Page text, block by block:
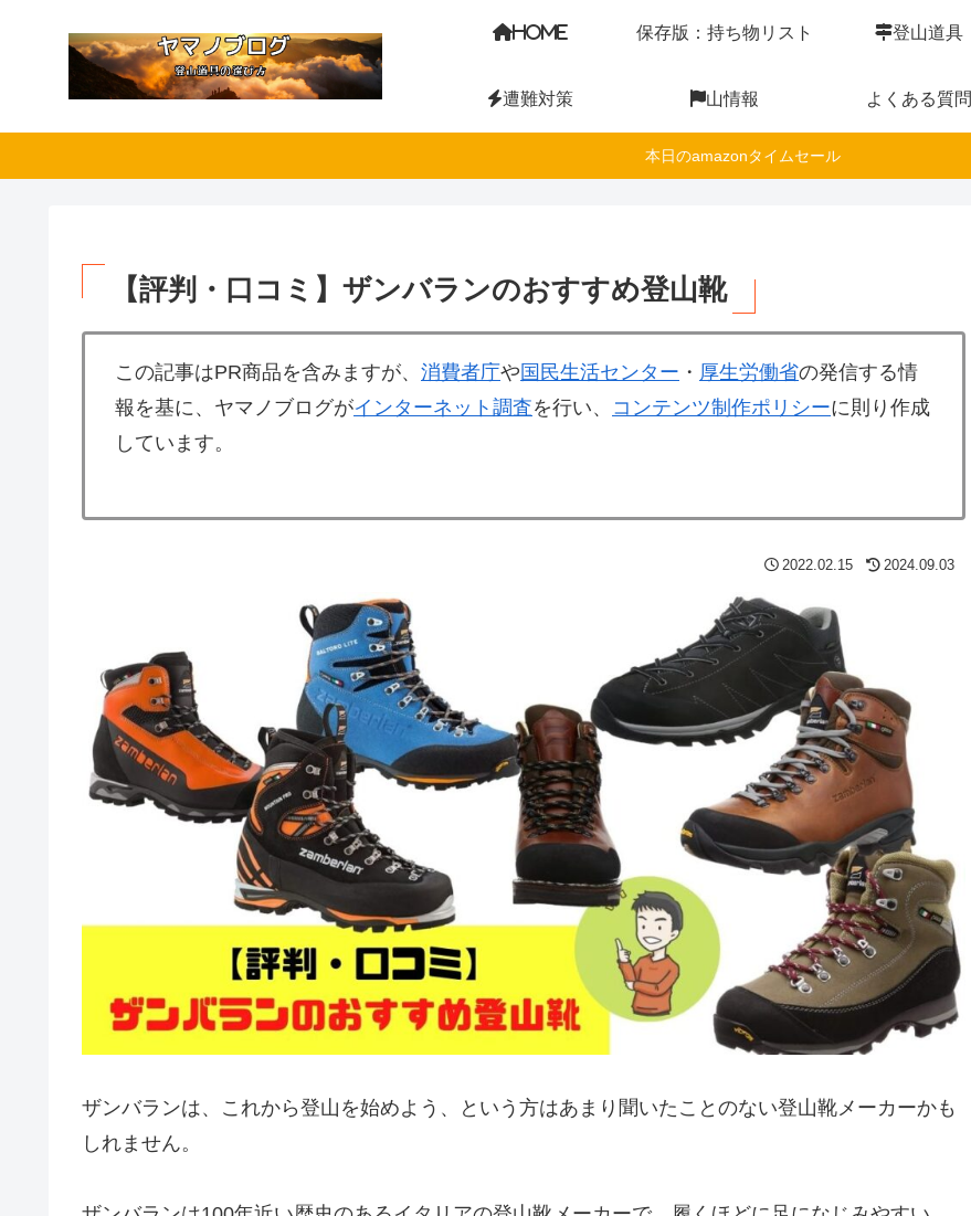
HOME 保存版：持ち物リスト 登山道具
遭難対策 山情報 よくある質問
本日のamazonタイムセール
【評判・口コミ】ザンバランのおすすめ登山靴
この記事はPR商品を含みますが、 消費者庁や 国民生活センター ・ 厚生労働省の発信する情
報を基に、ヤマノブログがインターネット調査を行い、 コンテンツ制作ポリシーに則り作成
しています。
2022.02.15 2024.09.03
ザンバランは、これから登山を始めよう、という方はあまり聞いたことのない登山靴メーカーかも
しれません。